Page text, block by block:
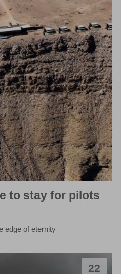
to stay for pilots
edge of eternity
22